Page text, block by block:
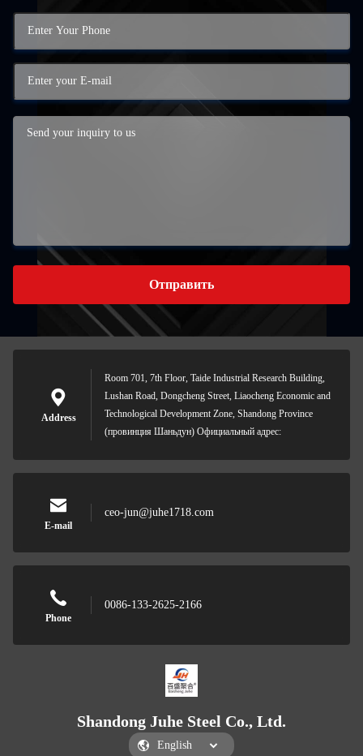
Отправить
Address
Room 701, 7th Floor, Taide Industrial Research Building,
Lushan Road, Dongcheng Street, Liaocheng Economic and
Technological Development Zone, Shandong Province
(провинция Шаньдун) Официальный адрес:
E-mail
ceo-jun@juhe1718.com
Phone
0086-133-2625-2166
Shandong Juhe Steel Co., Ltd.